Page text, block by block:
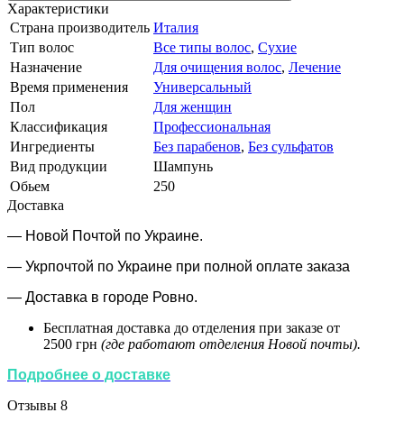
Характеристики
Страна производитель Италия
Тип волос
Все типы волос, Сухие
Назначение
Для очищения волос, Лечение
Время применения
Универсальный
Пол
Для женщин
Классификация
Профессиональная
Ингредиенты
Без парабенов, Без сульфатов
Вид продукции
Шампунь
Обьем
250
Доставка
— Новой Почтой по Украине.
— Укрпочтой по Украине при полной оплате заказа
— Доставка в городе Ровно.
Бесплатная доставка до отделения при заказе от
2500 грн (где работают отделения Новой почты).
Подробнее о доставке
Отзывы 8